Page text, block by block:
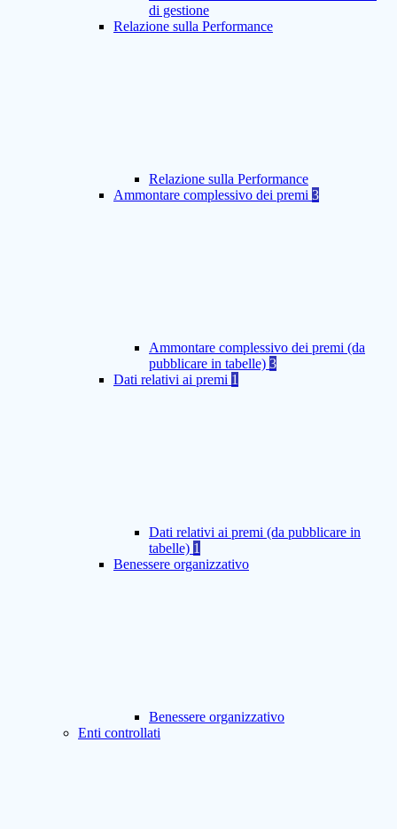
di gestione
Relazione sulla Performance
Relazione sulla Performance
Ammontare complessivo dei premi 3
Ammontare complessivo dei premi (da
pubblicare in tabelle) 3
Dati relativi ai premi 1
Dati relativi ai premi (da pubblicare in
tabelle) 1
Benessere organizzativo
Benessere organizzativo
Enti controllati